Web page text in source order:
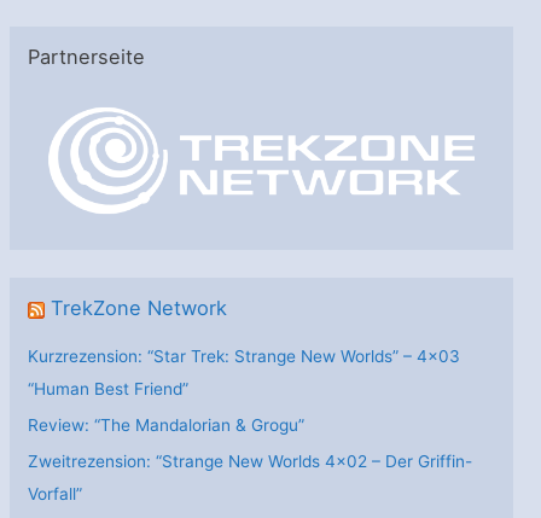
g
Partnerseite
TrekZone Network
Kurzrezension: “Star Trek: Strange New Worlds” – 4×03
“Human Best Friend”
Review: “The Mandalorian & Grogu”
Zweitrezension: “Strange New Worlds 4×02 – Der Griffin-
Vorfall”